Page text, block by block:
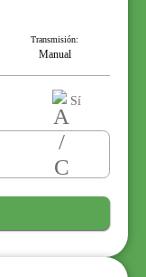
Transmisión:
Manual
Sí